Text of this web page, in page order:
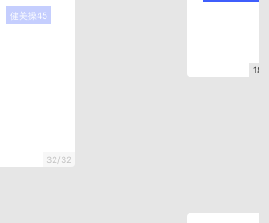
健美操45
32/32
18/